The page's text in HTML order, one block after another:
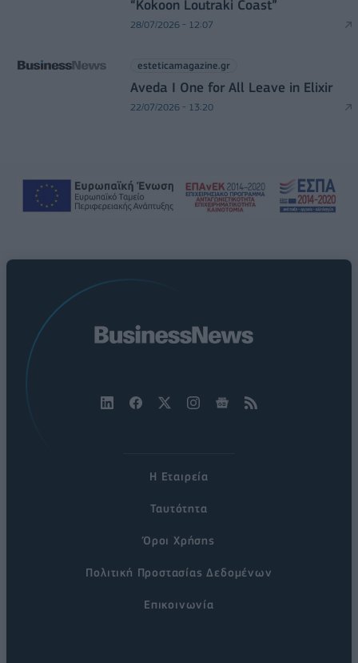
“Kokoon Loutraki Coast”
28/07/2026 - 12:07
esteticamagazine.gr
Aveda I One for All Leave in Elixir
22/07/2026 - 13:20
Η Εταιρεία
Ταυτότητα
Όροι Χρήσης
Πολιτική Προστασίας Δεδομένων
Επικοινωνία